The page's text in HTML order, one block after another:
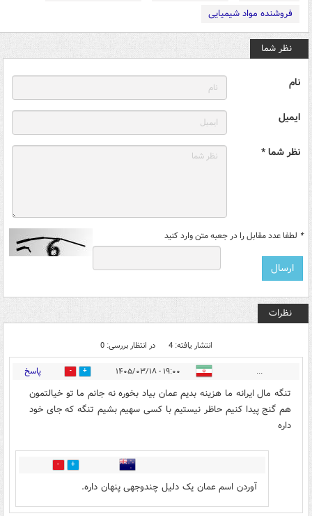
فروشنده مواد شیمیایی
نظر شما
نام
ایمیل
نظر شما *
* لطفا عدد مقابل را در جعبه متن وارد کنید
نظرات
انتشار یافته: 4 در انتظار بررسی: 0
... ۱۹:۰۰ - ۱۴۰۵/۰۳/۱۸ 3 پاسخ
تنگه مال ایرانه ما هزینه بدیم عمان بیاد بخوره نه جانم ما تو خیالتمون
هم گنج پیدا کنیم حاظر نیستیم با کسی سهیم بشیم تنگه که جای خود
داره
0
آوردن اسم عمان يک دليل چندوجهی پنهان داره.